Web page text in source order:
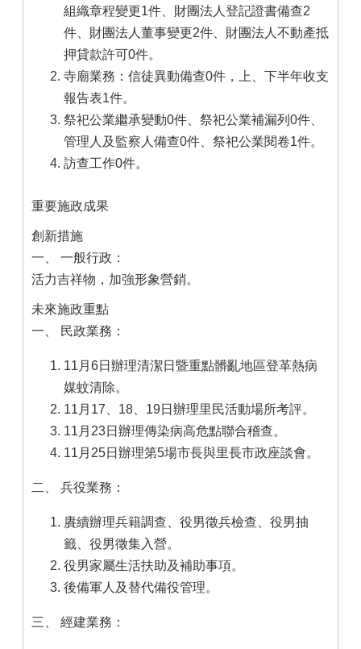
組織章程變更1件、財團法人登記證書備查2
件、財團法人董事變更2件、財團法人不動產抵
押貸款許可0件。
寺廟業務：信徒異動備查0件，上、下半年收支
報告表1件。
祭祀公業繼承變動0件、祭祀公業補漏列0件、
管理人及監察人備查0件、祭祀公業閱卷1件。
訪查工作0件。
重要施政成果
創新措施
一、 一般行政：
活力吉祥物，加強形象營銷。
未來施政重點
一、 民政業務：
11月6日辦理清潔日暨重點髒亂地區登革熱病
媒蚊清除。
11月17、18、19日辦理里民活動場所考評。
11月23日辦理傳染病高危點聯合稽查。
11月25日辦理第5場市長與里長市政座談會。
二、 兵役業務：
賡續辦理兵籍調查、役男徵兵檢查、役男抽
籤、役男徵集入營。
役男家屬生活扶助及補助事項。
後備軍人及替代備役管理。
三、 經建業務：